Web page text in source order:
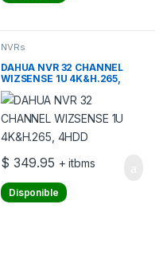
NVRs
DAHUA NVR 32 CHANNEL
WIZSENSE 1U 4K&H.265,
4HDD
$ 349.95 + itbms
Disponible